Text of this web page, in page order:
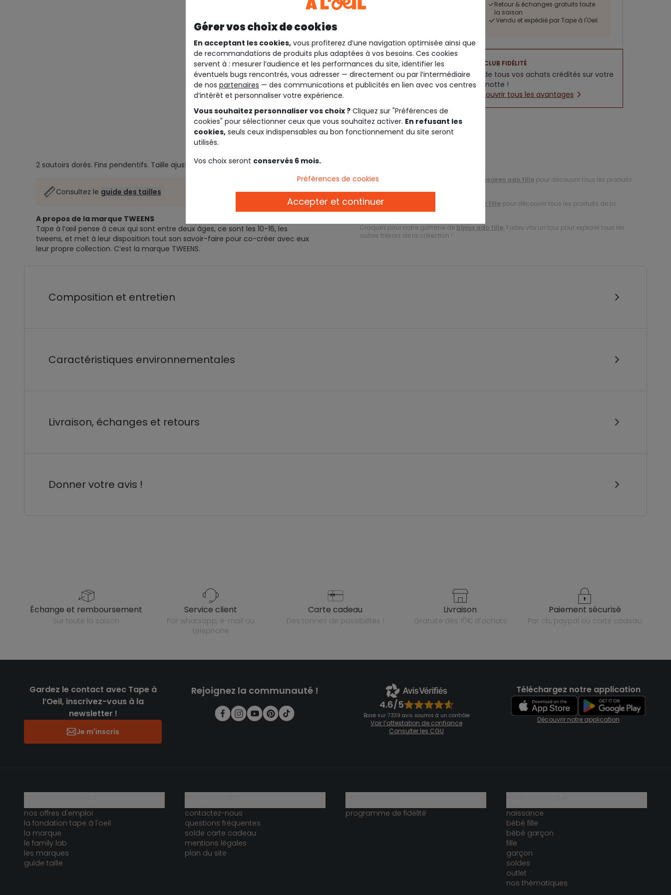
Retour & échanges gratuits toute
la saison
Vendu et expédié par Tape à l'Oeil
CLUB FIDÉLITÉ
5% de tous vos achats crédités sur votre
cagnotte !
Découvrir tous les avantages
Description
2 sautoirs dorés. Fins pendentifs. Taille ajustable au niveau du fermoire.
Consultez le guide des tailles
A propos de la marque TWEENS
Tape à l’œil pense à ceux qui sont entre deux âges, ce sont les 10-16, les
tweens, et met à leur disposition tout son savoir-faire pour co-créer avec eux
leur propre collection. C’est la marque TWEENS.
Rendez-vous sur notre collection d'
accessoires ado fille pour découvrir tous les produits
Rendez-vous sur notre sélection de
bijoux fille pour découvrir tous les produits de la
collection.
Craquez pour notre gamme de bijoux ado fille. Faites vite un tour pour explorer tous les
autres trésors de la collection !
Composition et entretien
Caractéristiques environnementales
Livraison, échanges et retours
Donner votre avis !
échange et remboursement
sur toute la saison
service client
par whatsapp, e-mail ou
téléphone
carte cadeau
des tonnes de possibilités !
livraison
gratuite dès 10€ d'achats
paiement sécurisé
par cb, paypal ou carte cadeau
Gardez le contact avec Tape à
l’Oeil, inscrivez-vous à la
newsletter !
Je m'inscris
Rejoignez la communauté !
4.6/5
Basé sur 7 339 avis soumis à un contrôle
Voir l’attestation de confiance
Consulter les CGU
Téléchargez notre application
Découvrir notre application
nos offres d'emploi
la fondation tape à l'oeil
la marque
le family lab
les marques
guide taille
contactez-nous
questions fréquentes
solde carte cadeau
mentions légales
plan du site
programme de fidélité
naissance
bébé fille
bébé garçon
fille
garçon
soldes
outlet
nos thématiques
Gérer vos choix de cookies
En acceptant les cookies, vous profiterez d’une navigation optimisée ainsi que
de recommandations de produits plus adaptées à vos besoins. Ces cookies
servent à : mesurer l’audience et les performances du site, identifier les
éventuels bugs rencontrés, vous adresser — directement ou par l’intermédiaire
de nos partenaires — des communications et publicités en lien avec vos centres
d’intérêt et personnaliser votre expérience.
Vous souhaitez personnaliser vos choix ? Cliquez sur "Préférences de
cookies" pour sélectionner ceux que vous souhaitez activer. En refusant les
cookies, seuls ceux indispensables au bon fonctionnement du site seront
utilisés.
Vos choix seront conservés 6 mois.
Préférences de cookies
Accepter et continuer